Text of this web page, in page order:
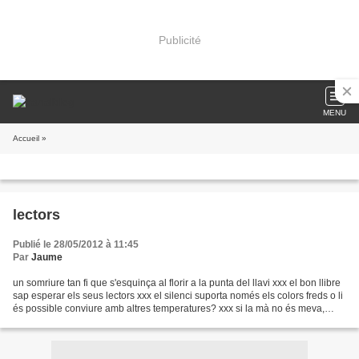
Publicité
MENU
Accueil »
lectors
Publié le 28/05/2012 à 11:45
Par Jaume
un somriure tan fi que s'esquinça al florir a la punta del llavi xxx el bon llibre
sap esperar els seus lectors xxx el silenci suporta només els colors freds o li
és possible conviure amb altres temperatures? xxx si la mà no és meva,